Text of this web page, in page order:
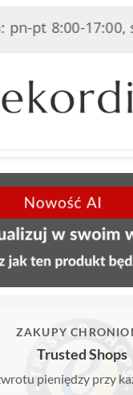
8:00-17:00, sob
ZAKUPY
Trusted Shops
pieniędzy przy